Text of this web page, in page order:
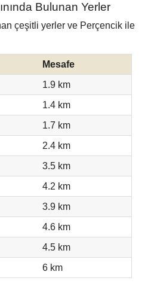
Bulunan Yerler
çeşitli yerler ve Perçencik ile
Mesafe
1.9 km
1.4 km
1.7 km
2.4 km
3.5 km
4.2 km
3.9 km
4.6 km
4.5 km
6 km